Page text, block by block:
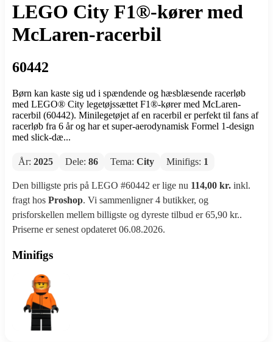
LEGO City F1®-kører med
McLaren-racerbil
60442
Børn kan kaste sig ud i spændende og hæsblæsende racerløb
med LEGO® City legetøjssættet F1®-kører med McLaren-
racerbil (60442). Minilegetøjet af en racerbil er perfekt til fans af
racerløb fra 6 år og har et super-aerodynamisk Formel 1-design
med slick-dæ...
År: 2025 Dele: 86 Tema: City Minifigs: 1
Den billigste pris på LEGO #60442 er lige nu 114,00 kr. inkl.
fragt hos Proshop. Vi sammenligner 4 butikker, og
prisforskellen mellem billigste og dyreste tilbud er 65,90 kr..
Priserne er senest opdateret 06.08.2026.
Minifigs